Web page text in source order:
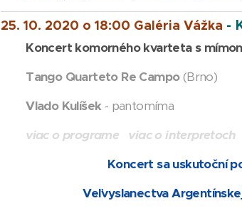
25. 10. 2020 o 18:00 Galéria Vážka -
Koncert komorného kvarteta s
Tango Quarteto Re Campo(Brno)
Vlado Kulíšek- pantomíma
viac o programe viac o interpretoch
Koncert sa uskutoční
Veľvyslanectva